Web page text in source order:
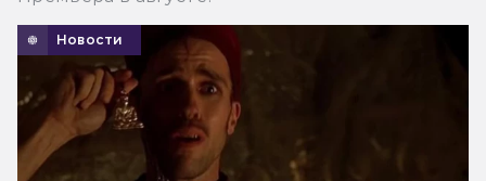
Новости